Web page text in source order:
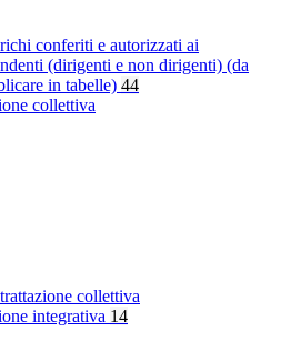
conferiti e autorizzati ai
(dirigenti e non dirigenti) (da
in tabelle) 44
collettiva
collettiva
integrativa 14